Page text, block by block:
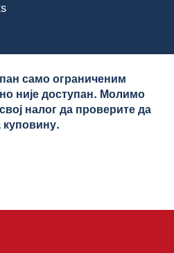
само ограниченим
није доступан. Молимо
налог да проверите да
куповину.